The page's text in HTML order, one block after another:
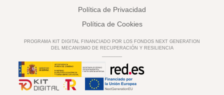
Política de Privacidad
Política de Cookies
PROGRAMA KIT DIGITAL FINANCIADO POR LOS FONDOS NEXT GENERATION
DEL MECANISMO DE RECUPERACIÓN Y RESILIENCIA